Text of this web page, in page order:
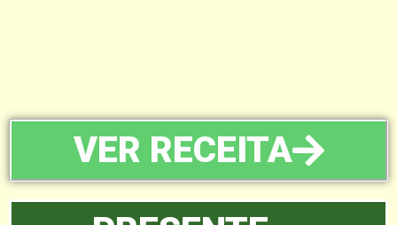
VER RECEITA